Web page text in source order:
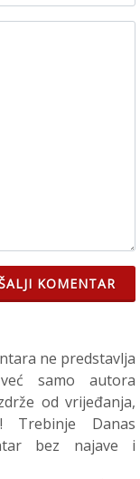
KOMENTAR
ne predstavlja
samo autora
od vrijeđanja,
Trebinje Danas
bez najave i